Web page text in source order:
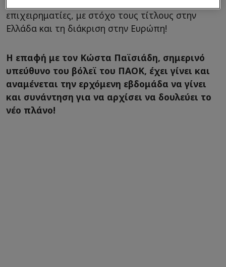
επιχειρηματίες, με στόχο τους τίτλους στην
Ελλάδα και τη διάκριση στην Ευρώπη!
Η επαφή με τον Κώστα Παϊσιάδη, σημερινό
υπεύθυνο του βόλεϊ του ΠΑΟΚ, έχει γίνει και
αναμένεται την ερχόμενη εβδομάδα να γίνει
και συνάντηση για να αρχίσει να δουλεύει το
νέο πλάνο!